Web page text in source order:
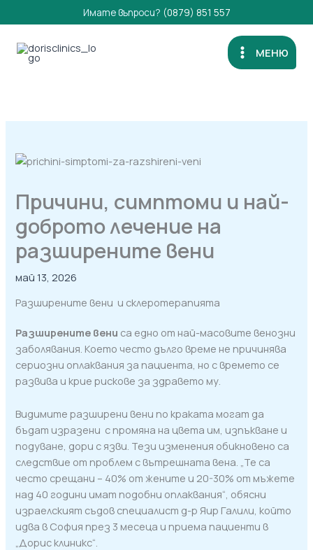
to
content
Имате въпроси? (0879) 851 557
МЕНЮ
Причини, симптоми и най-
доброто лечение на
разширените вени
май 13, 2026
Разширените вени и склеротерапията
Разширените вени са едно от най-масовите венозни
заболявания. Което често дълго време не причинява
сериозни оплаквания за пациента, но с времето се
развива и крие рискове за здравето му.
Видимите разширени вени по краката могат да
бъдат изразени с промяна на цвета им, изпъкване и
подуване, дори с язви. Тези изменения обикновено са
следствие от проблем с вътрешната вена. „Те са
често срещани – 40% от жените и 20-30% от мъжете
над 40 години имат подобни оплаквания“, обясни
израелският съдов специалист д-р Яир Галили, който
идва в София през 3 месеца и приема пациенти в
„Дорис клиникс“.